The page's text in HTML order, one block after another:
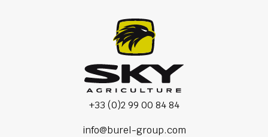
+33 (0)2 99 00 84 84
info@burel-group.com